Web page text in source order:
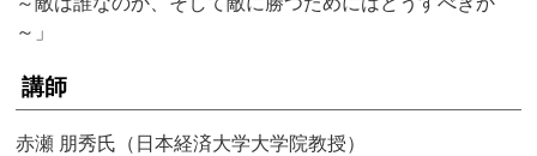
～」
講師
赤瀬 朋秀氏（日本経済大学大学院教授）